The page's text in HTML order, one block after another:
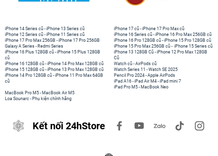
iPhone 14 Series cũ -iPhone 13 Series cũ
iPhone 12 Series cũ -iPhone 11 Series cũ
iPhone 17 Pro Max 256GB -iPhone 17 Pro 256GB
Galaxy A Series - Redmi Series
iPhone 17 cũ -iPhone 17 Pro Max cũ
iPhone 16 Series cũ - iPhone 16 Pro Max 256GB cũ
iPhone 16 Pro 128GB cũ -iPhone 15 Pro 128GB cũ
iPhone 15 Pro Max 256GB cũ - iPhone 15 Series cũ
iPhone 16 Plus 128GB cũ -iPhone 15 Plus 128GB
cũ
iPhone 16 128GB cũ -iPhone 14 Pro Max 128GB cũ
iPhone 15 128GB cũ -iPhone 13 Pro Max 128GB cũ
iPhone 14 Pro 128GB cũ -iPhone 11 Pro Max 64GB
cũ
iPhone 13 128GB Cũ -iPhone 12 Pro Max 128GB
Cũ
Watch cũ -AirPods cũ
Watch Series 11 -Watch SE 2025
Pencil Pro 2024 -Apple AirPods
iPad A16 -iPad Air M4 -iPad mini 7
iPad Pro M5 - MacBook Neo
MacBook Pro M5 - MacBook Air M5
Loa Sounarc - Phụ kiện chính hãng
Kết nối 24hStore